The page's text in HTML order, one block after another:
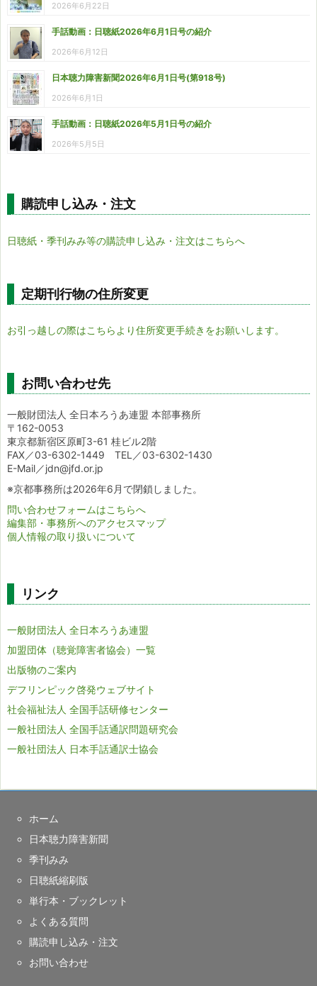
2026年6月22日
手話動画：日聴紙2026年6月1日号の紹介
2026年6月12日
日本聴力障害新聞2026年6月1日号(第918号)
2026年6月1日
手話動画：日聴紙2026年5月1日号の紹介
2026年5月5日
購読申し込み・注文
日聴紙・季刊みみ等の購読申し込み・注文はこちらへ
定期刊行物の住所変更
お引っ越しの際はこちらより住所変更手続きをお願いします。
お問い合わせ先
一般財団法人 全日本ろうあ連盟 本部事務所
〒162-0053
東京都新宿区原町3-61 桂ビル2階
FAX／03-6302-1449 TEL／03-6302-1430
E-Mail／jdn@jfd.or.jp
※京都事務所は2026年6月で閉鎖しました。
問い合わせフォームはこちらへ
編集部・事務所へのアクセスマップ
個人情報の取り扱いについて
リンク
一般財団法人 全日本ろうあ連盟
加盟団体（聴覚障害者協会）一覧
出版物のご案内
デフリンピック啓発ウェブサイト
社会福祉法人 全国手話研修センター
一般社団法人 全国手話通訳問題研究会
一般社団法人 日本手話通訳士協会
ホーム
日本聴力障害新聞
季刊みみ
日聴紙縮刷版
単行本・ブックレット
よくある質問
購読申し込み・注文
お問い合わせ